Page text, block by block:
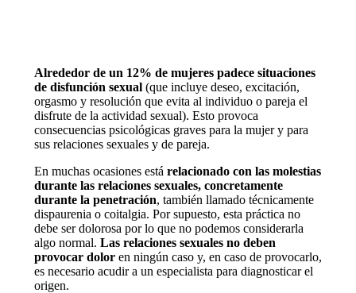
Alrededor de un 12% de mujeres padece situaciones
de disfunción sexual (que incluye deseo, excitación,
orgasmo y resolución que evita al individuo o pareja el
disfrute de la actividad sexual). Esto provoca
consecuencias psicológicas graves para la mujer y para
sus relaciones sexuales y de pareja.⁣
En muchas ocasiones está relacionado con las molestias
durante las relaciones sexuales, concretamente
durante la penetración, también llamado técnicamente
dispaurenia o coitalgia. Por supuesto, esta práctica no
debe ser dolorosa por lo que no podemos considerarla
algo normal. Las relaciones sexuales no deben
provocar dolor en ningún caso y, en caso de provocarlo,
es necesario acudir a un especialista para diagnosticar el
origen.